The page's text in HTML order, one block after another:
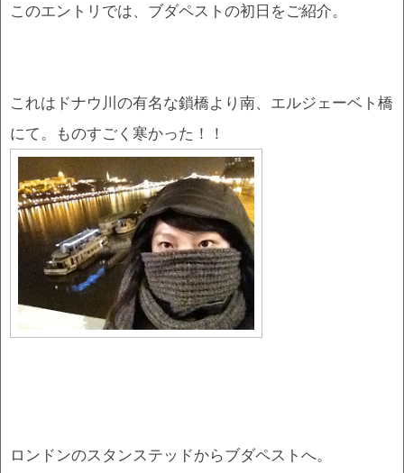
このエントリでは、ブダペストの初日をご紹介。
これはドナウ川の有名な鎖橋より南、エルジェーベト橋
にて。ものすごく寒かった！！
ロンドンのスタンステッドからブダペストへ。